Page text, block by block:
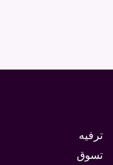
ترفيه
تسوق